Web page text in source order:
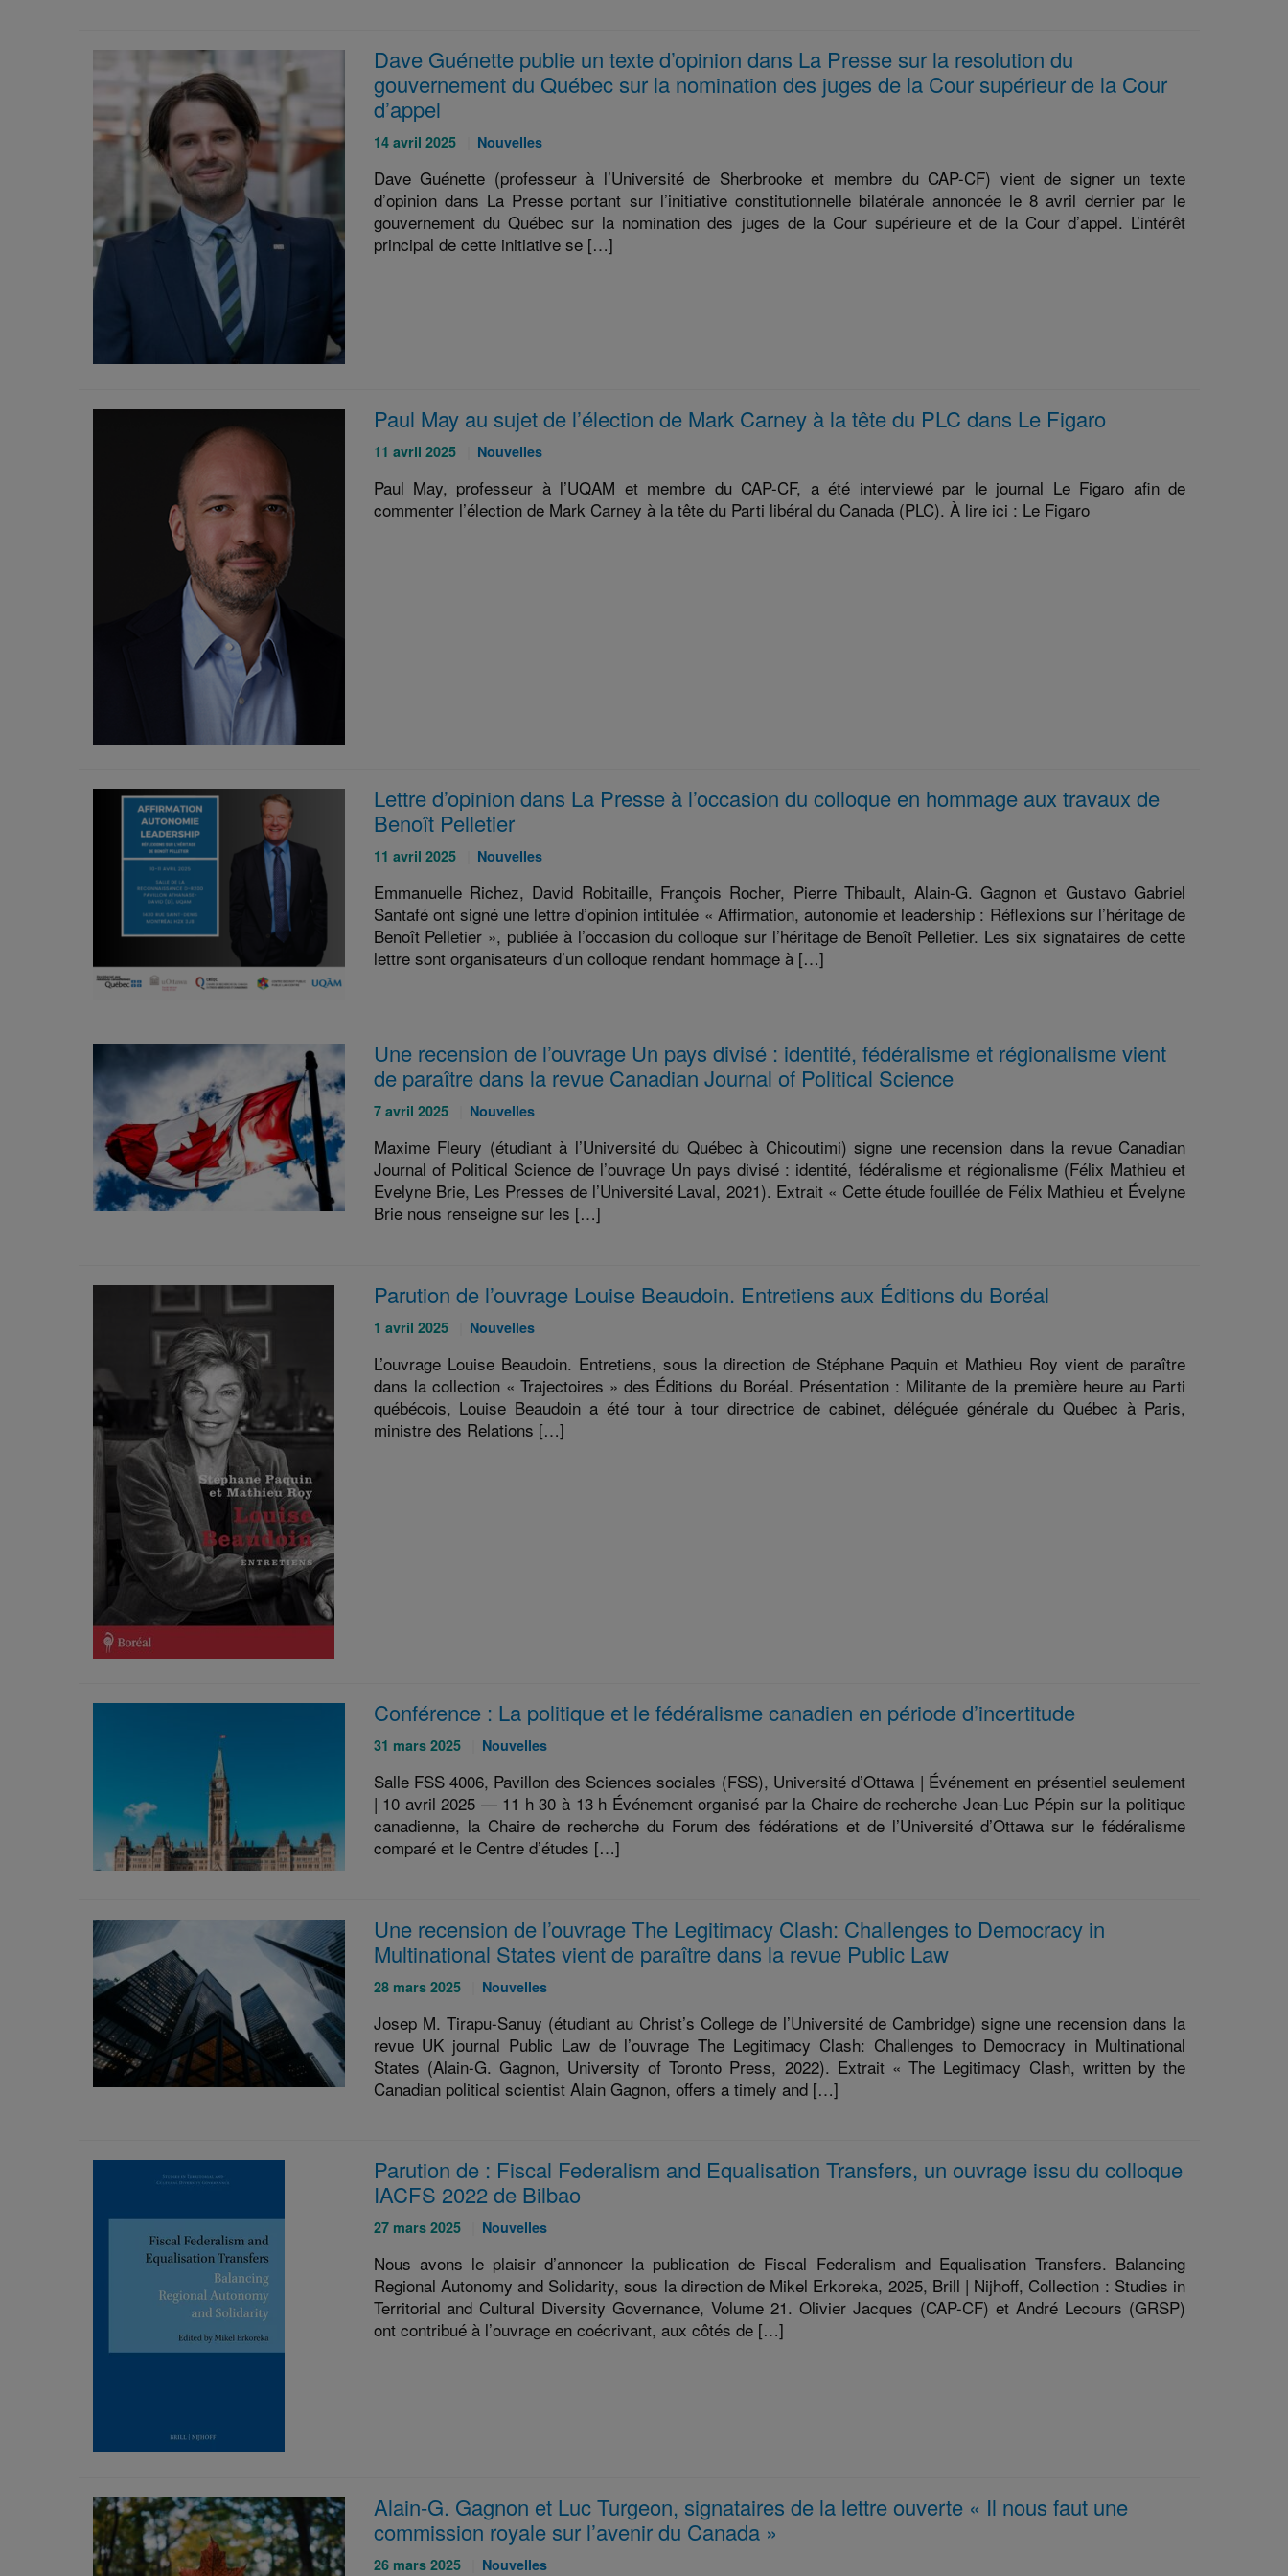
Dave Guénette publie un texte d’opinion dans La Presse sur la resolution du
gouvernement du Québec sur la nomination des juges de la Cour supérieur de la Cour
d’appel
Publié
:
14 avril 2025
Catégories
Nouvelles
Dave Guénette (professeur à l’Université de Sherbrooke et membre du CAP-CF) vient de signer un texte
d’opinion dans La Presse portant sur l’initiative constitutionnelle bilatérale annoncée le 8 avril dernier par le
gouvernement du Québec sur la nomination des juges de la Cour supérieure et de la Cour d’appel. L’intérêt
principal de cette initiative se […]
Paul May au sujet de l’élection de Mark Carney à la tête du PLC dans Le Figaro
Publié
:
11 avril 2025
Catégories
Nouvelles
Paul May, professeur à l’UQAM et membre du CAP-CF, a été interviewé par le journal Le Figaro afin de
commenter l’élection de Mark Carney à la tête du Parti libéral du Canada (PLC). À lire ici : Le Figaro
Lettre d’opinion dans La Presse à l’occasion du colloque en hommage aux travaux de
Benoît Pelletier
Publié
:
11 avril 2025
Catégories
Nouvelles
Emmanuelle Richez, David Robitaille, François Rocher, Pierre Thibault, Alain-G. Gagnon et Gustavo Gabriel
Santafé ont signé une lettre d’opinion intitulée « Affirmation, autonomie et leadership : Réflexions sur l’héritage de
Benoît Pelletier », publiée à l’occasion du colloque sur l’héritage de Benoît Pelletier. Les six signataires de cette
lettre sont organisateurs d’un colloque rendant hommage à […]
Une recension de l’ouvrage Un pays divisé : identité, fédéralisme et régionalisme vient
de paraître dans la revue Canadian Journal of Political Science
Publié
:
7 avril 2025
Catégories
Nouvelles
Maxime Fleury (étudiant à l’Université du Québec à Chicoutimi) signe une recension dans la revue Canadian
Journal of Political Science de l’ouvrage Un pays divisé : identité, fédéralisme et régionalisme (Félix Mathieu et
Evelyne Brie, Les Presses de l’Université Laval, 2021). Extrait « Cette étude fouillée de Félix Mathieu et Évelyne
Brie nous renseigne sur les […]
Parution de l’ouvrage Louise Beaudoin. Entretiens aux Éditions du Boréal
Publié
:
1 avril 2025
Catégories
Nouvelles
L’ouvrage Louise Beaudoin. Entretiens, sous la direction de Stéphane Paquin et Mathieu Roy vient de paraître
dans la collection « Trajectoires » des Éditions du Boréal. Présentation : Militante de la première heure au Parti
québécois, Louise Beaudoin a été tour à tour directrice de cabinet, déléguée générale du Québec à Paris,
ministre des Relations […]
Conférence : La politique et le fédéralisme canadien en période d’incertitude
Publié
:
31 mars 2025
Catégories
Nouvelles
Salle FSS 4006, Pavillon des Sciences sociales (FSS), Université d’Ottawa | Événement en présentiel seulement
| 10 avril 2025 — 11 h 30 à 13 h Événement organisé par la Chaire de recherche Jean-Luc Pépin sur la politique
canadienne, la Chaire de recherche du Forum des fédérations et de l’Université d’Ottawa sur le fédéralisme
comparé et le Centre d’études […]
Une recension de l’ouvrage The Legitimacy Clash: Challenges to Democracy in
Multinational States vient de paraître dans la revue Public Law
Publié
:
28 mars 2025
Catégories
Nouvelles
Josep M. Tirapu-Sanuy (étudiant au Christ’s College de l’Université de Cambridge) signe une recension dans la
revue UK journal Public Law de l’ouvrage The Legitimacy Clash: Challenges to Democracy in Multinational
States (Alain-G. Gagnon, University of Toronto Press, 2022). Extrait « The Legitimacy Clash, written by the
Canadian political scientist Alain Gagnon, offers a timely and […]
Parution de : Fiscal Federalism and Equalisation Transfers, un ouvrage issu du colloque
IACFS 2022 de Bilbao
Publié
:
27 mars 2025
Catégories
Nouvelles
Nous avons le plaisir d’annoncer la publication de Fiscal Federalism and Equalisation Transfers. Balancing
Regional Autonomy and Solidarity, sous la direction de Mikel Erkoreka, 2025, Brill | Nijhoff, Collection : Studies in
Territorial and Cultural Diversity Governance, Volume 21. Olivier Jacques (CAP-CF) et André Lecours (GRSP)
ont contribué à l’ouvrage en coécrivant, aux côtés de […]
Alain-G. Gagnon et Luc Turgeon, signataires de la lettre ouverte « Il nous faut une
commission royale sur l’avenir du Canada »
Publié
26 mars 2025
Catégories
Nouvelles